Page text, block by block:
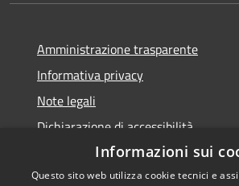
Amministrazione trasparente
Informativa privacy
Note legali
Dichiarazione di accessibilità
Informazioni sui
Questo sito web utilizza cookie tecnici e